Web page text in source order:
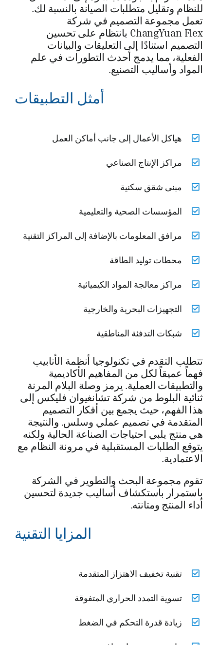
للنظام وتقليل متطلبات الصيانة بالنسبة لك.
تعمل مجموعة التصميم في شركة
ChangYuan Flex بانتظام على تحسين
التصميم استنادًا إلى التعليقات والبيانات
الفعلية، مما يدمج أحدث التطورات في علم
المواد وأساليب التصنيع.
أمثل التطبيقات
هياكل الأعمال إلى جانب أماكن العمل
مراكز الإنتاج الصناعي
مبنى شقق سكنية
المؤسسات الصحية والتعليمية
مرافق المعلومات بالإضافة إلى المراكز التقنية
محطات توليد الطاقة
مراكز معالجة المواد الكيميائية
التجهيزات البحرية والخارجية
شبكات التدفئة المناطقية
تتطلب التقدم في تكنولوجيا أنظمة الأنابيب
فهماً عميقاً لكل من المفاهيم الأكاديمية
والتطبيقات العملية. يرمز وصلة البلام المرنة
ثنائية البلوط من شركة تشانغيوان فليكس إلى
هذا الفهم، حيث يجمع بين أفكار التصميم
المتقدمة في تصميم عملي وسلس. والنتيجة
هي منتج يلبي احتياجات الصناعة الحالية ولكنه
يتوقع الطلبات المستقبلية في مرونة النظام مع
الاعتمادية.
تقوم مجموعة البحث والتطوير في الشركة
باستمرار باستكشاف أساليب جديدة لتحسين
أداء المنتج ومتانته.
المزايا التقنية
تقنية تخفيف الاهتزاز المتقدمة
تسوية التمدد الحراري المتفوقة
زيادة قدرة التحكم في الضغط